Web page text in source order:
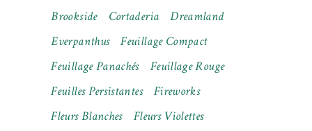
Brookside
Cortaderia
Dreamland
Everpanthus
Feuillage Compact
Feuillage Panachés
Feuillage Rouge
Feuilles Persistantes
Fireworks
Fleurs Blanches
Fleurs Violettes